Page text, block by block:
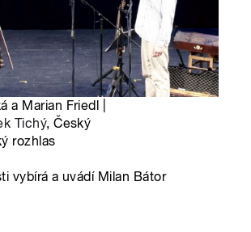
a Marian Friedl |
Tichý, Český
rozhlas
vybírá a uvádí Milan Bátor